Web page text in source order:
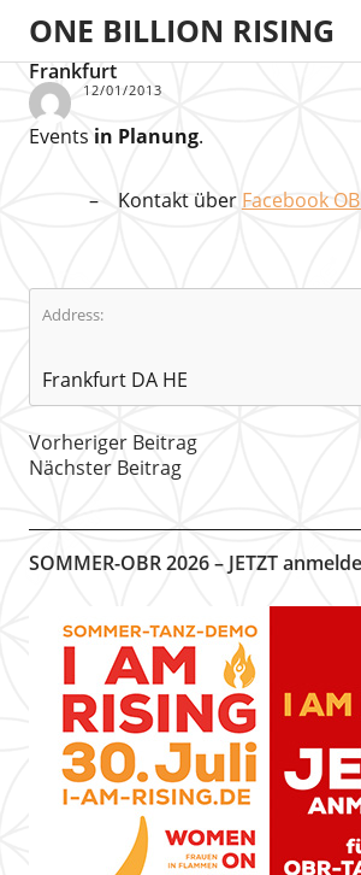
ONE BILLION RISING
Frankfurt
12/01/2013
Events in Planung.
Kontakt über Facebook
Address:
Frankfurt DA HE
Vorheriger Beitrag
Nächster Beitrag
SOMMER-OBR 2026 – JETZT